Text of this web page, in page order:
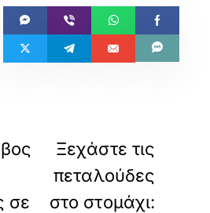
σε
Ξεχάστε τις
πεταλούδες
στο στομάχι: